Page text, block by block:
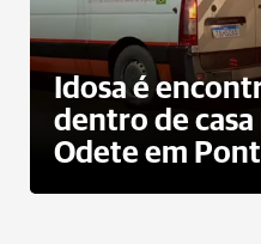
Idosa é
dentro de casa
Odete em